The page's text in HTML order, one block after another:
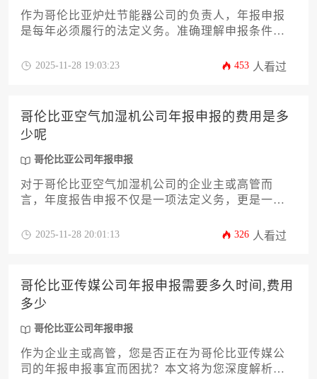
作为哥伦比亚炉灶节能器公司的负责人，年报申报
是每年必须履行的法定义务。准确理解申报条件与
司的规范运营水平。本文将系统解析哥伦比亚公司
素，并提供一份详尽的实操攻略，助您高效完成申
报流程，确保企业合规经营。
2025-11-28 19:03:23 453 人看过
哥伦比亚空气加湿机公司年报申报的费用是多
少呢
哥伦比亚公司年报申报
对于哥伦比亚空气加湿机公司的企业主或高管而
言，年度报告申报不仅是一项法定义务，更是一项
前，最关心的问题便是“哥伦比亚公司年报申报的费
身经营复杂度以及申报及时性等多重因素的综合影
响。本文将深入剖析这些成本构成要素，并提供一
份详尽的费用估算与优化攻略，帮助企业精准预
算，高效合规地完成这项重要工作。
2025-11-28 20:01:13 326 人看过
哥伦比亚传媒公司年报申报需要多久时间,费用
多少
哥伦比亚公司年报申报
作为企业主或高管，您是否正在为哥伦比亚传媒公
司的年报申报事宜而困扰？本文将为您深度解析年